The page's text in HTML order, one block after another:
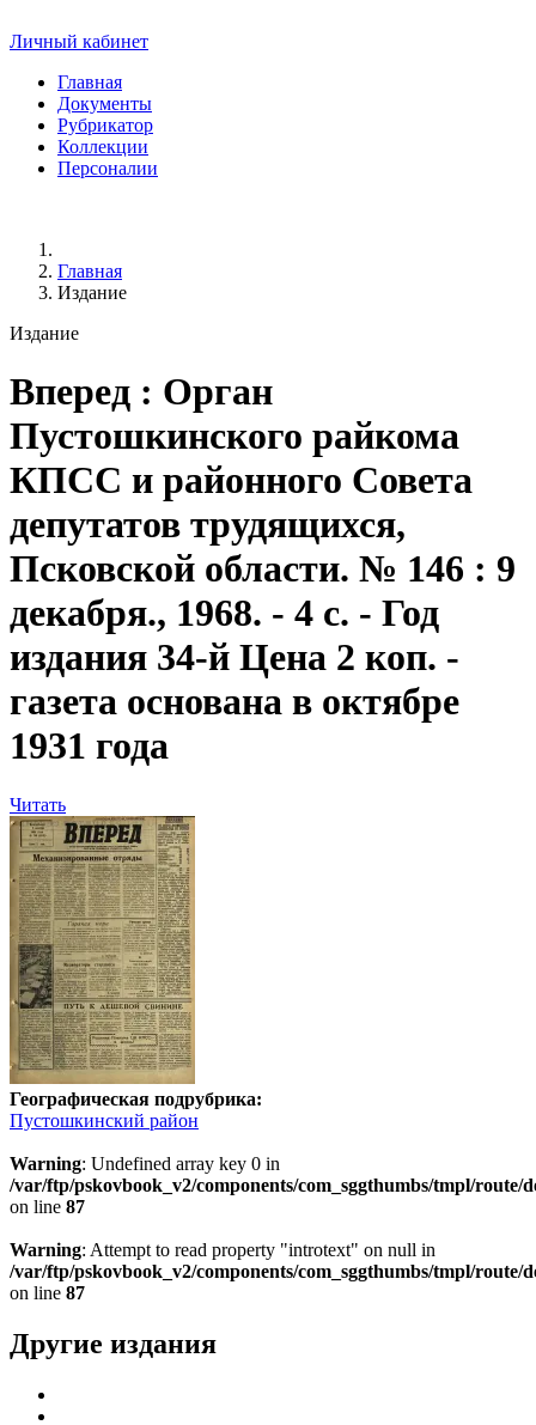
Личный кабинет
Главная
Документы
Рубрикатор
Коллекции
Персоналии
Главная
Издание
Издание
Вперед : Орган
Пустошкинского райкома
КПСС и районного Совета
депутатов трудящихся,
Псковской области. № 146 : 9
декабря., 1968. - 4 с. - Год
издания 34-й Цена 2 коп. -
газета основана в октябре
1931 года
Читать
Географическая подрубрика:
Пустошкинский район
Warning: Undefined array key 0 in
/var/ftp/pskovbook_v2/components/com_sggthumbs/tmpl/route/
on line 87
Warning: Attempt to read property "introtext" on null in
/var/ftp/pskovbook_v2/components/com_sggthumbs/tmpl/route/
on line 87
Другие издания